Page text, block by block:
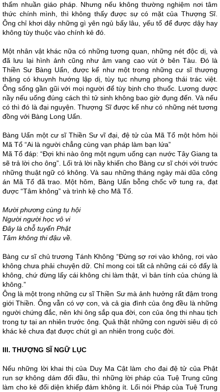
thấm nhuần giáo pháp. Nhưng nếu không thường nghiệm nơi tâm
thức chính mình, thì không thấy được sự có mặt của Thượng Sĩ.
Ông chỉ khơi dậy những gì yên ngủ bấy lâu, yếu tố để được dậy hay
không tùy thuộc vào chính kẻ đó.
Một nhân vật khác nữa có những tương quan, những nét độc dị, và
đã lưu lại hình ảnh cũng như âm vang cao vút ở bên Tàu. Đó là
Thiền Sư Bàng Uẩn, được kể như một trong những cư sĩ thượng
thặng có khuynh hướng lập dị, tùy tục nhưng phong thái trác việt.
Ông sống gần gũi với mọi người để tùy bịnh cho thuốc. Lương dược
nầy nếu uống đúng cách thì tử sinh không bao giờ đụng đến. Và nếu
có thì đó là đại nguyện. Thượng Sĩ được kể như có những nét tương
đồng với Bàng Long Uẩn.
Bàng Uẩn một cư sĩ Thiền Sư vĩ đại, đệ tử của Mã Tổ một hôm hỏi
Mã Tổ “Ai là người chẳng cùng vạn pháp làm bạn lứa”
Mã Tổ đáp: “Đợi khi nào ông một ngụm uống cạn nước Tây Giang ta
sẽ trả lời cho ông”. Lối trả lời nầy khiến cho Bàng cư sĩ chới với trước
những thuật ngữ có không. Và sau những tháng ngày mài dũa công
án Mã Tổ đã trao. Một hôm, Bàng Uẩn bỗng chốc vỡ tung ra, đạt
được “Tâm không” và trình kệ cho Mã Tổ.
Mười phương cùng tụ hội
Người người học vô vi
Đây là chỗ tuyển Phật
Tâm không thi đậu về.
Bàng cư sĩ chủ trương Tánh Không “Đừng sợ rơi vào không, rơi vào
không chưa phải chuyện dữ. Chỉ mong coi tất cả những cái có đấy là
không, chứ đừng lấy cái không chi làm thật, vì bản tính của chúng là
không.”
Ông là một trong những cư sĩ Thiền Sư mà ảnh hưởng rất đậm trong
giới Thiền. Ông vẫn có vợ con, và cả gia đình của ông đều là những
người chứng đắc, nên khi ông sắp qua đời, con của ông thi nhau tịch
trong tự tại an nhiên trước ông. Quả thật những con người siêu dị có
khác kẻ chưa đạt được chút gì an nhiên trong cuộc đời.
III. THƯỢNG SĨ NGỮ LỤC
Nếu những lời khai thị của Duy Ma Cật làm cho đại đệ tử của Phật
run sợ không dám đối đầu, thì những lời pháp của Tuệ Trung cũng
làm cho kẻ đối diện khiếp đảm không ít. Lối nói Pháp của Tuệ Trung